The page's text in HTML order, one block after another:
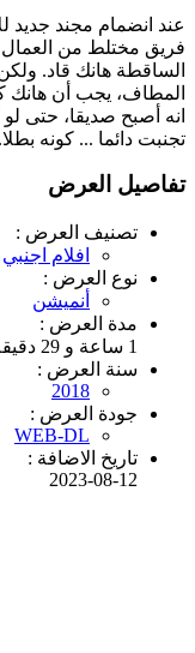
عند انضمام مجند جديد
فريق مختلط من العمال
الساقطة هانك قاد.
المطاف، يجب أن هانك
انه أصبح صديقا، حتى
تجنبت دائما ... كونه بطلا.
تفاصيل العرض
تصنيف العرض :
افلام اجنبي
نوع العرض :
أنميشن
مدة العرض :
1 ساعة و 29 دقيقة
سنة العرض :
2018
جودة العرض :
WEB-DL
تاريخ الاضافة :
2023-08-12